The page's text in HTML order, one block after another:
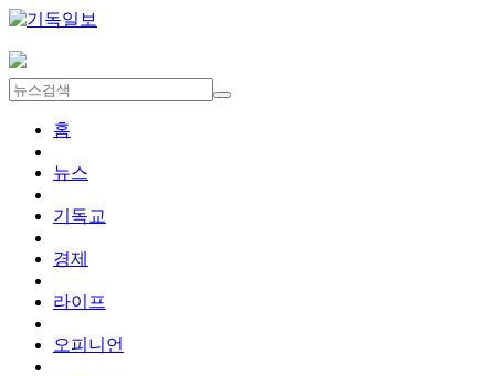
홈
뉴스
기독교
경제
라이프
오피니언